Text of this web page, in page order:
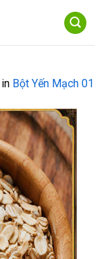
in Bột Yến Mạch 01